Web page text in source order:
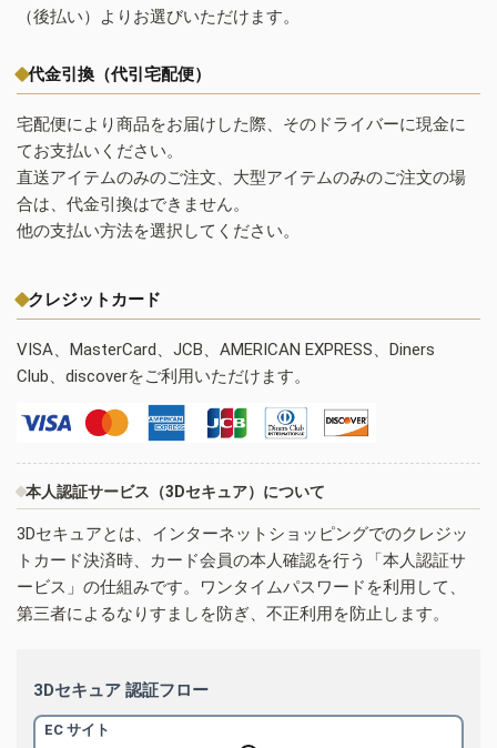
（後払い）よりお選びいただけます。
代金引換（代引宅配便）
宅配便により商品をお届けした際、そのドライバーに現金に
てお支払いください。
直送アイテムのみのご注文、大型アイテムのみのご注文の場
合は、代金引換はできません。
他の支払い方法を選択してください。
クレジットカード
VISA、MasterCard、JCB、AMERICAN EXPRESS、Diners
Club、discoverをご利用いただけます。
本人認証サービス（3Dセキュア）について
3Dセキュアとは、インターネットショッピングでのクレジッ
トカード決済時、カード会員の本人確認を行う「本人認証サ
ービス」の仕組みです。ワンタイムパスワードを利用して、
第三者によるなりすましを防ぎ、不正利用を防止します。
3Dセキュア 認証フロー
EC サイト